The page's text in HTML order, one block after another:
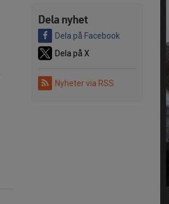
Dela nyhet
Dela på Facebook
Dela på X
Nyheter via RSS